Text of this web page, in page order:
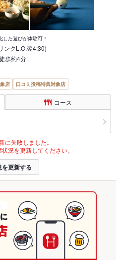
た遊びが体験可！
ンクL.O.翌4:30)
歩約4分
店 口コミ投稿特典対象店
コース
に失敗しました。
況を更新してください。
を更新する